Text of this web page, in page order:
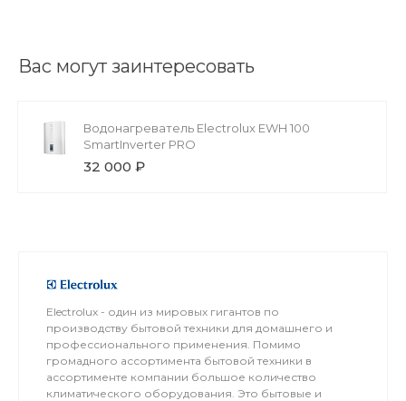
Вас могут заинтересовать
Водонагреватель Electrolux EWH 100
SmartInverter PRO
32 000 ₽
Electrolux - один из мировых гигантов по
производству бытовой техники для домашнего и
профессионального применения. Помимо
громадного ассортимента бытовой техники в
ассортименте компании большое количество
климатического оборудования. Это бытовые и